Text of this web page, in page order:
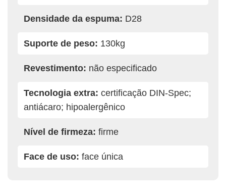
Densidade da espuma: D28
Suporte de peso: 130kg
Revestimento: não especificado
Tecnologia extra: certificação DIN-Spec;
antiácaro; hipoalergênico
Nível de firmeza: firme
Face de uso: face única